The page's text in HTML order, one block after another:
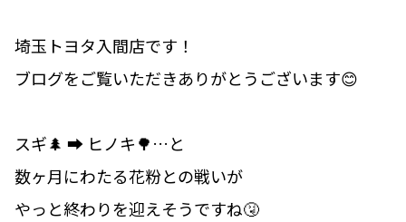
埼玉トヨタ入間店です！
ブログをご覧いただきありがとうございます😊
スギ🌲 ➡ ヒノキ🌳…と
数ヶ月にわたる花粉との戦いが
やっと終わりを迎えそうですね🤧